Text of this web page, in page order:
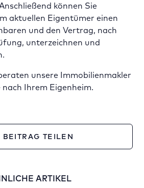
können Sie
aktuellen Eigentümer einen
und den Vertrag, nach
unterzeichnen und
unsere Immobilienmakler
Ihrem Eigenheim.
BEITRAG TEILEN
ARTIKEL